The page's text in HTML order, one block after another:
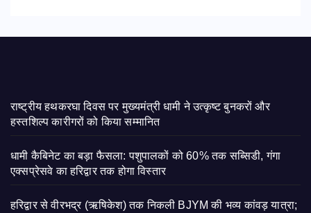
राष्ट्रीय हथकरघा दिवस पर मुख्यमंत्री धामी ने उत्कृष्ट बुनकरों और
हस्तशिल्प कारीगरों को किया सम्मानित
​धामी कैबिनेट का बड़ा फैसला: पशुपालकों को 60% तक सब्सिडी, गंगा
एक्सप्रेसवे का हरिद्वार तक होगा विस्तार
​हरिद्वार से वीरभद्र (ऋषिकेश) तक निकली BJYM की भव्य कांवड़ यात्रा;